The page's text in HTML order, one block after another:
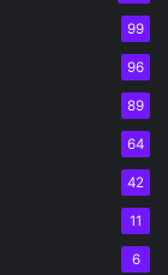
99
96
89
64
42
11
6